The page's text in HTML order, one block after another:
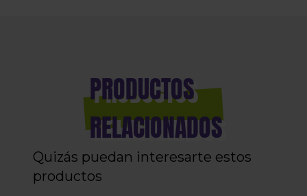
PRODUCTOS
RELACIONADOS
Quizás puedan interesarte estos
productos